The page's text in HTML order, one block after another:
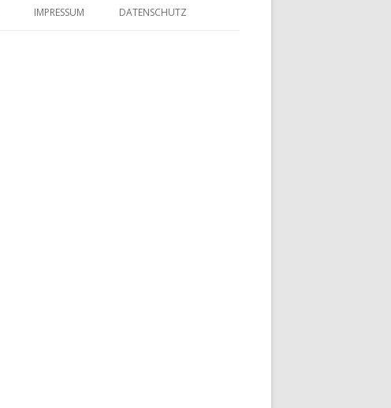
IMPRESSUM DATENSCHUTZ